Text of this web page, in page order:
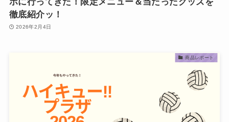
徹底紹介ッ！
2026年2月4日
商品レポート